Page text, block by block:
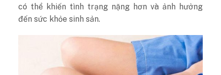
có thể khiến tình trạng nặng hơn và ảnh hưởng
đến sức khỏe sinh sản.